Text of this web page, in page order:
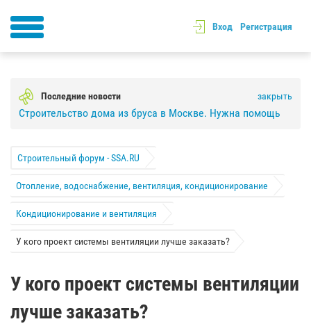
Вход Регистрация
Последние новости закрыть
Строительство дома из бруса в Москве. Нужна помощь
Строительный форум - SSA.RU
Отопление, водоснабжение, вентиляция, кондиционирование
Кондиционирование и вентиляция
У кого проект системы вентиляции лучше заказать?
У кого проект системы вентиляции
лучше заказать?